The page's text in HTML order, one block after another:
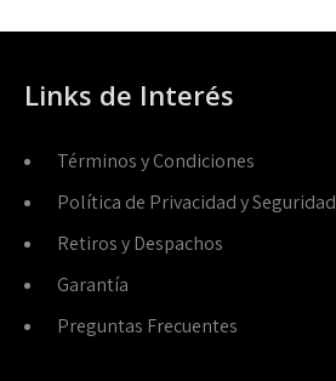
Links de Interés
Términos y Condiciones
Política de Privacidad y Seguridad
Retiros y Despachos
Garantía
Preguntas Frecuentes